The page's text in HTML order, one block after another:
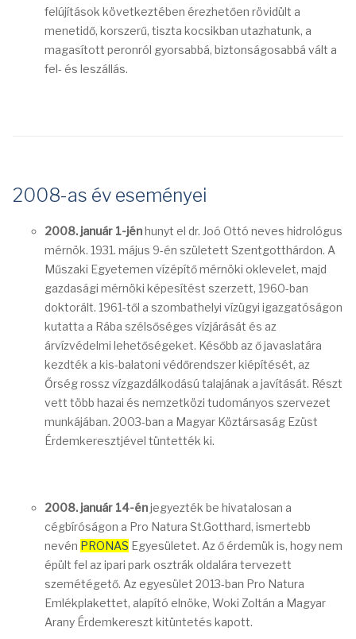
felújítások következtében érezhetően rövidült a
menetidő, korszerű, tiszta kocsikban utazhatunk, a
magasított peronról gyorsabbá, biztonságosabbá vált a
fel- és leszállás.
2008-as év eseményei
2008. január 1-jénhunyt el dr. Joó Ottó neves hidrológus
mérnök. 1931. május 9-én született Szentgotthárdon. A
Műszaki Egyetemen vízépítő mérnöki oklevelet, majd
gazdasági mérnöki képesítést szerzett, 1960-ban
doktorált. 1961-től a szombathelyi vízügyi igazgatóságon
kutatta a Rába szélsőséges vízjárását és az
árvízvédelmi lehetőségeket. Később az ő javaslatára
kezdték a kis-balatoni védőrendszer kiépítését, az
Őrség rossz vízgazdálkodású talajának a javítását. Részt
vett több hazai és nemzetközi tudományos szervezet
munkájában. 2003-ban a Magyar Köztársaság Ezüst
Érdemkeresztjével tüntették ki.
2008. január 14-énjegyezték be hivatalosan a
cégbíróságon a Pro Natura St.Gotthard, ismertebb
nevén PRONAS Egyesületet. Az ő érdemük is, hogy nem
épült fel az ipari park osztrák oldalára tervezett
szemétégető. Az egyesület 2013-ban Pro Natura
Emlékplakettet, alapító elnöke, Woki Zoltán a Magyar
Arany Érdemkereszt kitüntetés kapott.